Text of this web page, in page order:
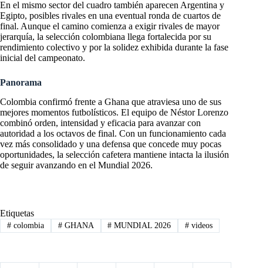
En el mismo sector del cuadro también aparecen Argentina y
Egipto, posibles rivales en una eventual ronda de cuartos de
final. Aunque el camino comienza a exigir rivales de mayor
jerarquía, la selección colombiana llega fortalecida por su
rendimiento colectivo y por la solidez exhibida durante la fase
inicial del campeonato.
Panorama
Colombia confirmó frente a Ghana que atraviesa uno de sus
mejores momentos futbolísticos. El equipo de Néstor Lorenzo
combinó orden, intensidad y eficacia para avanzar con
autoridad a los octavos de final. Con un funcionamiento cada
vez más consolidado y una defensa que concede muy pocas
oportunidades, la selección cafetera mantiene intacta la ilusión
de seguir avanzando en el Mundial 2026.
Etiquetas
#colombia #GHANA # MUNDIAL 2026 # videos